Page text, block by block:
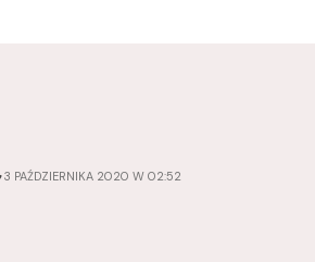
3 PAŹDZIERNIKA 2020 W 02:52